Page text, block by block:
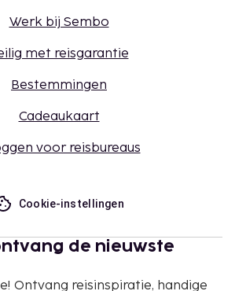
Werk bij Sembo
met reisgarantie
Bestemmingen
Cadeaukaart
voor reisbureaus
Cookie-instellingen
de nieuwste
Ontvang reisinspiratie, handige